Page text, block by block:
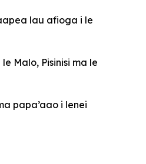
lau afioga i le
Malo, Pisinisi ma le
papa’aao i lenei